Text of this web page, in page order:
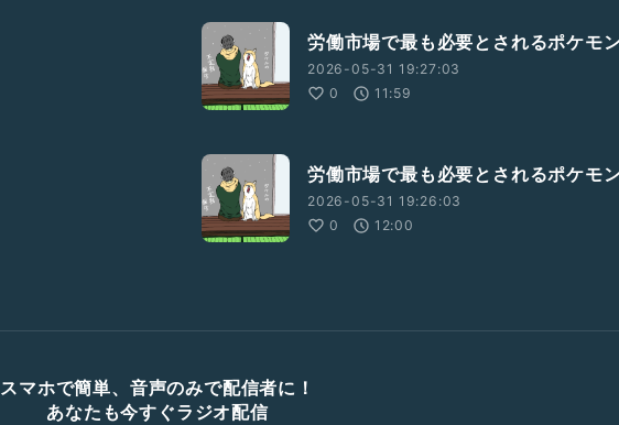
労働市場で最も必要とされるポケモ
2026-05-31 19:27:03
0
11:59
労働市場で最も必要とされるポケモ
2026-05-31 19:26:03
0
12:00
スマホで簡単、音声のみで配信者に！
あなたも今すぐラジオ配信